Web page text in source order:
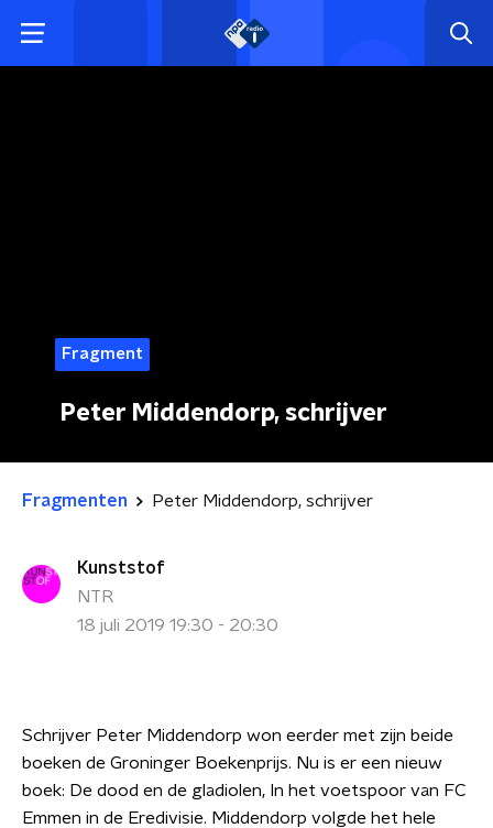
Fragment
Peter Middendorp, schrijver
Fragmenten Peter Middendorp, schrijver
Kunststof
NTR
18 juli 2019 19:30 - 20:30
Schrijver Peter Middendorp won eerder met zijn beide
boeken de Groninger Boekenprijs. Nu is er een nieuw
boek: De dood en de gladiolen, In het voetspoor van FC
Emmen in de Eredivisie. Middendorp volgde het hele